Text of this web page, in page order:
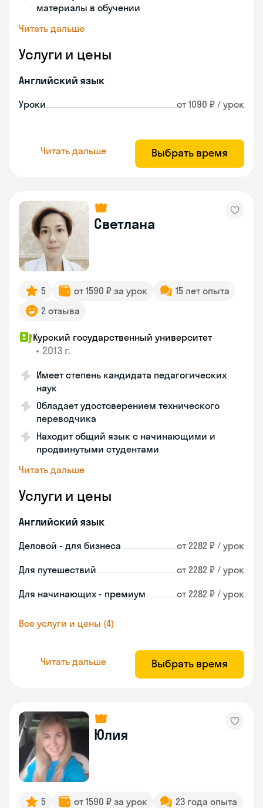
материалы в обучении
Читать дальше
Услуги и цены
Английский язык
Уроки от 1090 ₽ / урок
Читать дальше Выбрать время
Светлана
5 от 1590 ₽ за урок
15 лет опыта
2 отзыва
Курский государственный университет
• 2013 г.
Имеет степень кандидата педагогических
наук
Обладает удостоверением технического
переводчика
Находит общий язык с начинающими и
продвинутыми студентами
Читать дальше
Услуги и цены
Английский язык
Деловой - для бизнеса от 2282 ₽ / урок
Для путешествий от 2282 ₽ / урок
Для начинающих - премиум от 2282 ₽ / урок
Все услуги и цены (4)
Читать дальше Выбрать время
Юлия
5 от 1590 ₽ за урок
23 года опыта